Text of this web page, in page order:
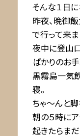
そんな１日
昨夜、晩御
で行って来
夜中に登山
ばかりのお
黒霧島一気
寝。
ちゃ〜んと
朝の５時にア
起きたらま